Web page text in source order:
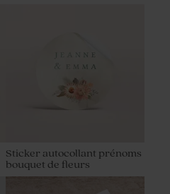
Sticker autocollant prénoms
bouquet de fleurs